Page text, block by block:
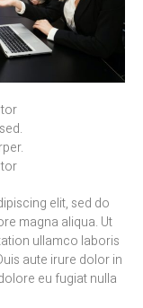
elit, sed do
magna aliqua. Ut
ullamco laboris
aute irure dolor in
eu fugiat nulla